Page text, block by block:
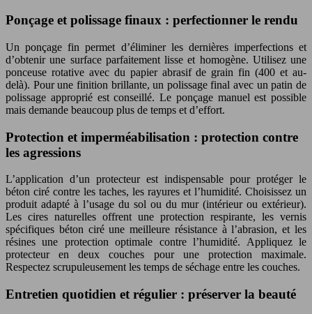
Ponçage et polissage finaux : perfectionner le rendu
Un ponçage fin permet d’éliminer les dernières imperfections et
d’obtenir une surface parfaitement lisse et homogène. Utilisez une
ponceuse rotative avec du papier abrasif de grain fin (400 et au-
delà). Pour une finition brillante, un polissage final avec un patin de
polissage approprié est conseillé. Le ponçage manuel est possible
mais demande beaucoup plus de temps et d’effort.
Protection et imperméabilisation : protection contre
les agressions
L’application d’un protecteur est indispensable pour protéger le
béton ciré contre les taches, les rayures et l’humidité. Choisissez un
produit adapté à l’usage du sol ou du mur (intérieur ou extérieur).
Les cires naturelles offrent une protection respirante, les vernis
spécifiques béton ciré une meilleure résistance à l’abrasion, et les
résines une protection optimale contre l’humidité. Appliquez le
protecteur en deux couches pour une protection maximale.
Respectez scrupuleusement les temps de séchage entre les couches.
Entretien quotidien et régulier : préserver la beauté